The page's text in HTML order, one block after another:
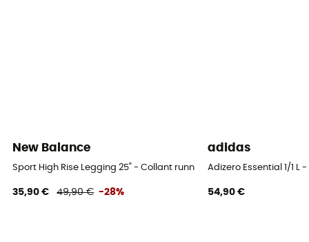
New Balance
Sport High Rise Legging 25" - Collant running femme
35,90 € 49,90 € -28%
adidas
Adizero Essential 1/1
54,90 €